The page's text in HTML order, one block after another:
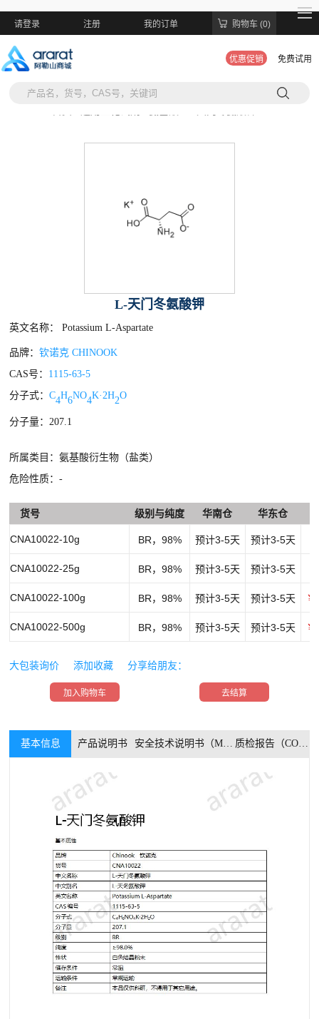
请登录 注册 我的订单 购物车 (0)
优惠促销 免费试用
L-天门冬氨酸钾
英文名称： Potassium L-Aspartate
品牌：钦诺克 CHINOOK
CAS号： 1115-63-5
分子式：C4H6NO4K·2H2O
分子量：207.1
所属类目：氨基酸衍生物（盐类）
危险性质：-
货号 级别与纯度 华南仓 华东仓
CNA10022-10g BR，98% 预计3-5天 预计3-5天
CNA10022-25g BR，98% 预计3-5天 预计3-5天
CNA10022-100g BR，98% 预计3-5天 预计3-5天
CNA10022-500g BR，98% 预计3-5天 预计3-5天
大包装询价 添加收藏 分享给朋友：
加入购物车 去结算
基本信息 产品说明书 安全技术说明书（MSDS） 质检报告（COA）